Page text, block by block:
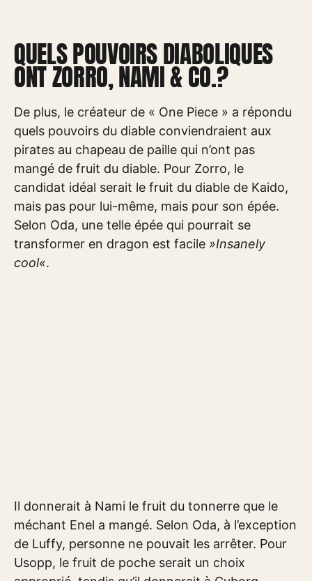
QUELS POUVOIRS DIABOLIQUES
ONT ZORRO, NAMI & CO.?
De plus, le créateur de « One Piece » a répondu
quels pouvoirs du diable conviendraient aux
pirates au chapeau de paille qui n’ont pas
mangé de fruit du diable. Pour Zorro, le
candidat idéal serait le fruit du diable de Kaido,
mais pas pour lui-même, mais pour son épée.
Selon Oda, une telle épée qui pourrait se
transformer en dragon est facile »Insanely
cool«.
Il donnerait à Nami le fruit du tonnerre que le
méchant Enel a mangé. Selon Oda, à l’exception
de Luffy, personne ne pouvait les arrêter. Pour
Usopp, le fruit de poche serait un choix